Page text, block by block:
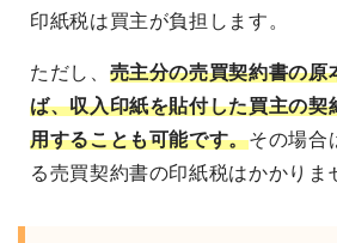
印紙税は買主が負担します。
ただし、 売主分の売買契約書の原
ば、収入印紙を貼付した買主の契
用することも可能です。その場合
る売買契約書の印紙税はかかりま